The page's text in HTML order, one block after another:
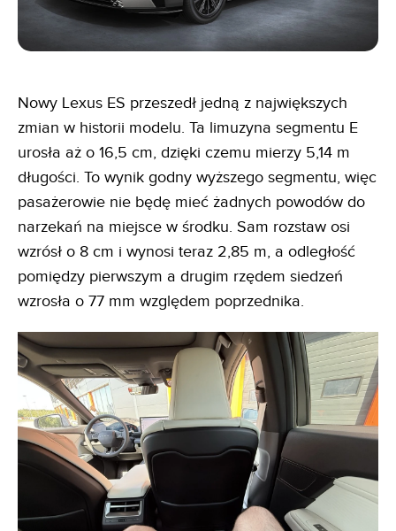
Nowy Lexus ES przeszedł jedną z największych
zmian w historii modelu. Ta limuzyna segmentu E
urosła aż o 16,5 cm, dzięki czemu mierzy 5,14 m
długości. To wynik godny wyższego segmentu, więc
pasażerowie nie będę mieć żadnych powodów do
narzekań na miejsce w środku. Sam rozstaw osi
wzrósł o 8 cm i wynosi teraz 2,85 m, a odległość
pomiędzy pierwszym a drugim rzędem siedzeń
wzrosła o 77 mm względem poprzednika.